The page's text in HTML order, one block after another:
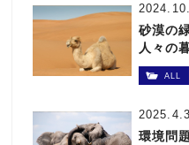
砂漠の
人々の
ロジェ
ALL
環境問